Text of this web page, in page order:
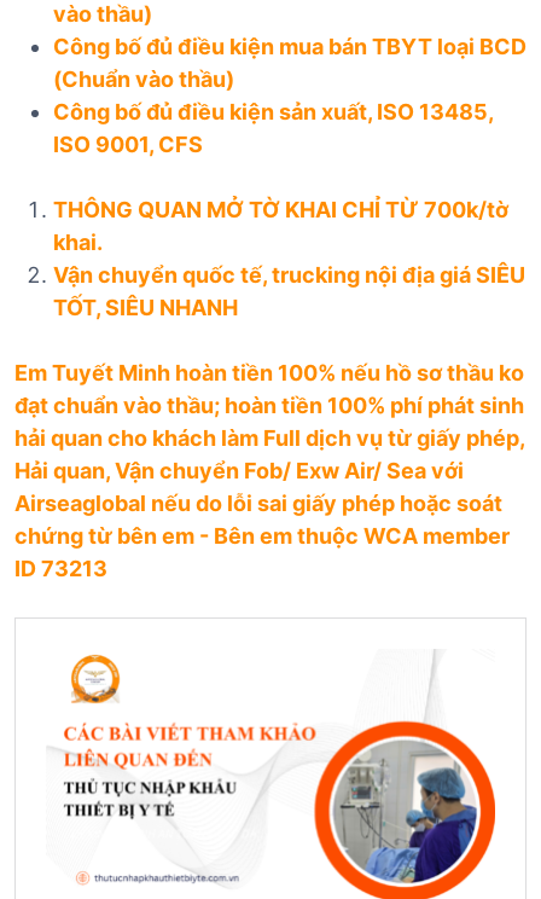
vào thầu)
Công bố đủ điều kiện mua bán TBYT loại BCD
(Chuẩn vào thầu)
Công bố đủ điều kiện sản xuất, ISO 13485,
ISO 9001, CFS
THÔNG QUAN MỞ TỜ KHAI CHỈ TỪ 700k/tờ
khai.
Vận chuyển quốc tế, trucking nội địa giá SIÊU
TỐT, SIÊU NHANH
Em Tuyết Minh hoàn tiền 100% nếu hồ sơ thầu ko
đạt chuẩn vào thầu; hoàn tiền 100% phí phát sinh
hải quan cho khách làm Full dịch vụ từ giấy phép,
Hải quan, Vận chuyển Fob/ Exw Air/ Sea với
Airseaglobal nếu do lỗi sai giấy phép hoặc soát
chứng từ bên em - Bên em thuộc WCA member
ID 73213